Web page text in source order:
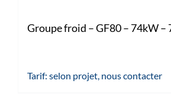
Groupe froid – GF80 – 74kW –
Tarif: selon projet, nous contacter